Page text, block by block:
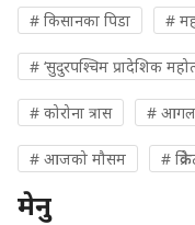
# किसानका पिडा #
# ‘सुदुरपश्चिम प्रादेशिक
# कोरोना त्रास #
# आजको मौसम #
मेनु